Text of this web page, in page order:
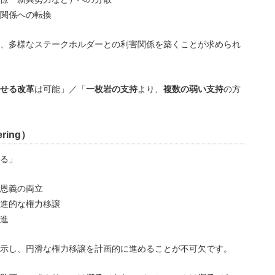
係への転換
多様なステークホルダーとの利害関係を築くことが求められ
る改革は可能」／「一枚岩の支持より、 複数の弱い支持の方
）
」
義の両立
的な権力移譲
し、円滑な権力移譲を計画的に進めることが不可欠です。